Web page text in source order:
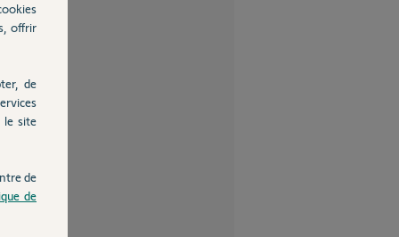
offrir
de
le site
de
de